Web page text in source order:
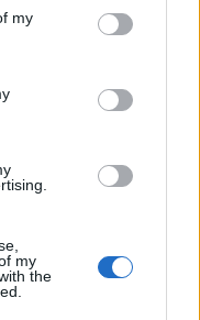
You may click to
third-party tags to
in below Google
my
my
the
je v ponedeljek
Fides, ki meni, da
službe v času
za voznike s
naprej obravnavali
let.